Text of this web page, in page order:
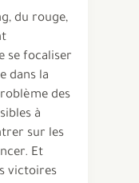
du rouge,
se focaliser
dans la
des
à
sur les
Et
victoires